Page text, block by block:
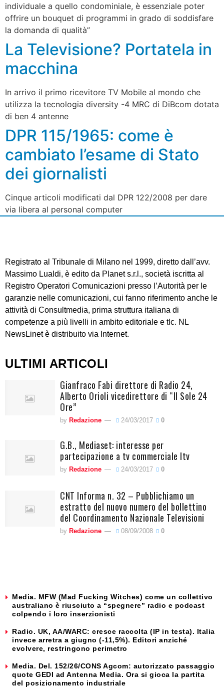
individuale a quello condominiale, è essenziale poter
offrire un bouquet di programmi in grado di soddisfare
la domanda di qualità”
La Televisione? Portatela in
macchina
In arrivo il primo ricevitore TV Mobile al mondo che
utilizza la tecnologia diversity -4 MRC di DiBcom dotata
di ben 4 antenne
DPR 115/1965: come è
cambiato l’esame di Stato
dei giornalisti
Cinque articoli modificati dal DPR 122/2008 per dare
via libera al personal computer
Registrato al Tribunale di Milano nel 1999, diretto dall’avv.
Massimo Lualdi, è edito da Planet s.r.l., società iscritta al
Registro Operatori Comunicazioni presso l’Autorità per le
garanzie nelle comunicazioni, cui fanno riferimento anche le
attività di Consultmedia, prima struttura italiana di
competenze a più livelli in ambito editoriale e tlc. NL
NewsLinet è distribuito via Internet.
ULTIMI ARTICOLI
Gianfraco Fabi direttore di Radio 24,
Alberto Orioli vicedirettore di “Il Sole 24
Ore”
by Redazione 24/03/2017 0
G.B., Mediaset: interesse per
partecipazione a tv commerciale Itv
by Redazione 24/03/2017 0
CNT Informa n. 32 – Pubblichiamo un
estratto del nuovo numero del bollettino
del Coordinamento Nazionale Televisioni
by Redazione 08/09/2008 0
Media. MFW (Mad Fucking Witches) come un collettivo
australiano è riusciuto a “spegnere” radio e podcast
colpendo i loro inserzionisti
Radio. UK, AA/WARC: cresce raccolta (IP in testa). Italia
invece arretra a giugno (-11,5%). Editori anziché
evolvere, restringono perimetro
Media. Del. 152/26/CONS Agcom: autorizzato passaggio
quote GEDI ad Antenna Media. Ora si gioca la partita
del posizionamento industriale